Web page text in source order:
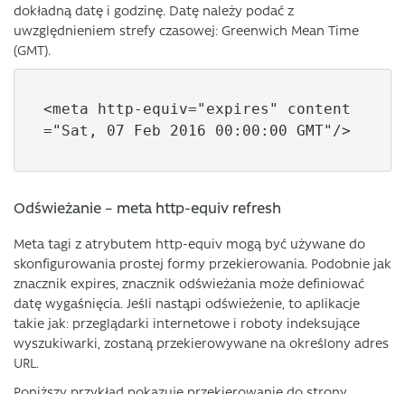
dokładną datę i godzinę. Datę należy podać z
uwzględnieniem strefy czasowej: Greenwich Mean Time
(GMT).
<meta http-equiv="expires" content
="Sat, 07 Feb 2016 00:00:00 GMT"/>
Odświeżanie – meta http-equiv refresh
Meta tagi z atrybutem http-equiv mogą być używane do
skonfigurowania prostej formy przekierowania. Podobnie jak
znacznik expires, znacznik odświeżania może definiować
datę wygaśnięcia. Jeśli nastąpi odświeżenie, to aplikacje
takie jak: przeglądarki internetowe i roboty indeksujące
wyszukiwarki, zostaną przekierowywane na określony adres
URL.